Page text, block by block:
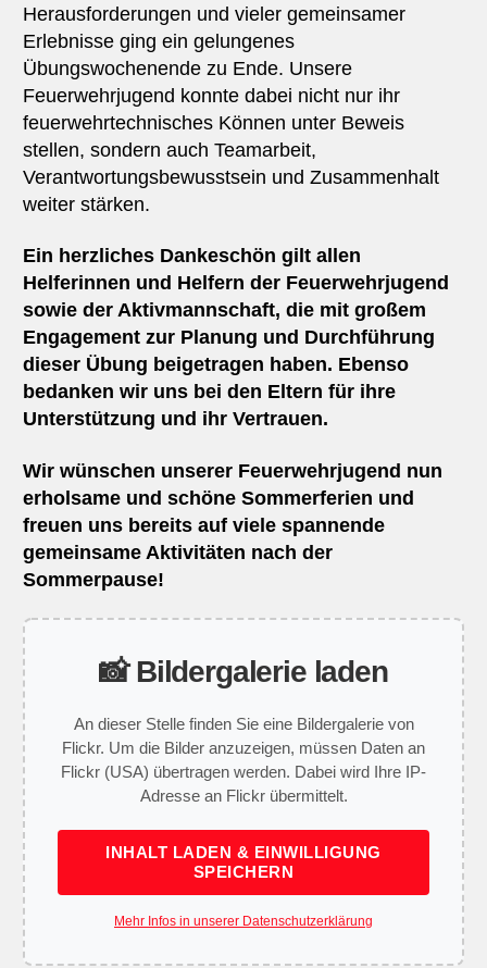
Herausforderungen und vieler gemeinsamer
Erlebnisse ging ein gelungenes
Übungswochenende zu Ende. Unsere
Feuerwehrjugend konnte dabei nicht nur ihr
feuerwehrtechnisches Können unter Beweis
stellen, sondern auch Teamarbeit,
Verantwortungsbewusstsein und Zusammenhalt
weiter stärken.
Ein herzliches Dankeschön gilt allen
Helferinnen und Helfern der Feuerwehrjugend
sowie der Aktivmannschaft, die mit großem
Engagement zur Planung und Durchführung
dieser Übung beigetragen haben. Ebenso
bedanken wir uns bei den Eltern für ihre
Unterstützung und ihr Vertrauen.
Wir wünschen unserer Feuerwehrjugend nun
erholsame und schöne Sommerferien und
freuen uns bereits auf viele spannende
gemeinsame Aktivitäten nach der
Sommerpause!
📸 Bildergalerie laden
An dieser Stelle finden Sie eine Bildergalerie von
Flickr. Um die Bilder anzuzeigen, müssen Daten an
Flickr (USA) übertragen werden. Dabei wird Ihre IP-
Adresse an Flickr übermittelt.
INHALT LADEN & EINWILLIGUNG
SPEICHERN
Mehr Infos in unserer Datenschutzerklärung